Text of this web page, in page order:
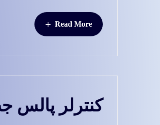
Read More
+
کنترلر پالس